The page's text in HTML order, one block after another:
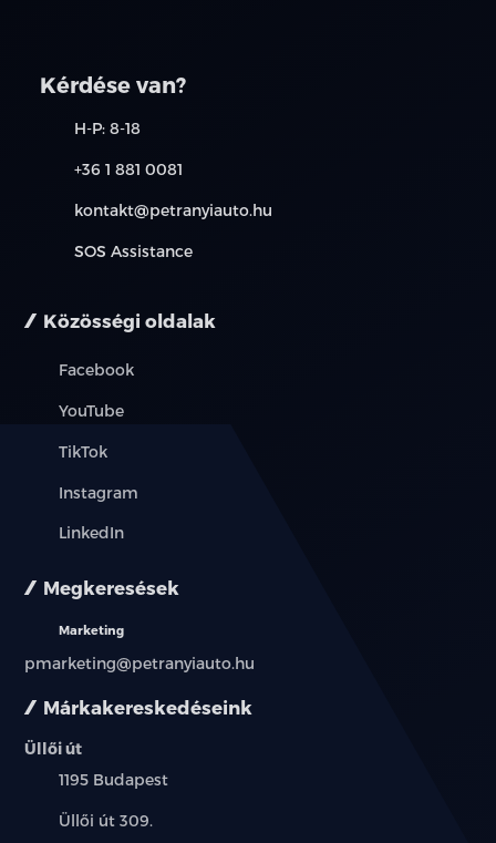
Márkakereskedéseink
Üllői út
Település:
1195 Budapest
Cím:
Üllői út 309.
Kérdése van?
H-P: 8-18
+36 1 881 0081
kontakt@petranyiauto.hu
SOS Assistance
Közösségi oldalak
Facebook
YouTube
TikTok
Instagram
LinkedIn
Megkeresések
Marketing
pmarketing@petranyiauto.hu